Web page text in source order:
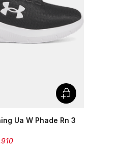
Ua W Phade Rn 3
910